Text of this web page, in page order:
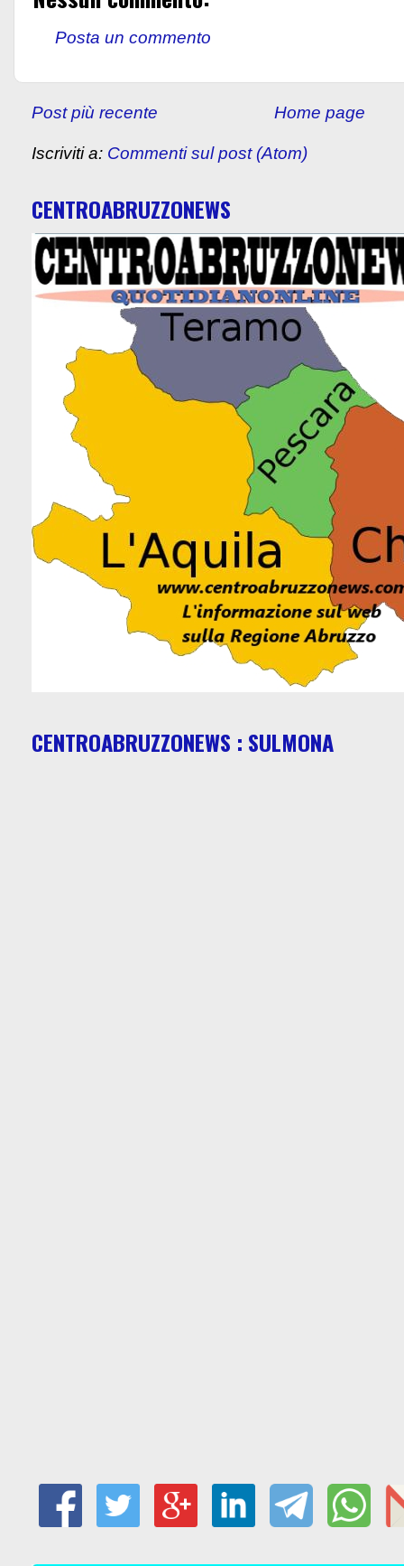
Posta un commento
Post più recente Home page
Iscriviti a: Commenti sul post (Atom)
CENTROABRUZZONEWS
CENTROABRUZZONEWS : SULMONA